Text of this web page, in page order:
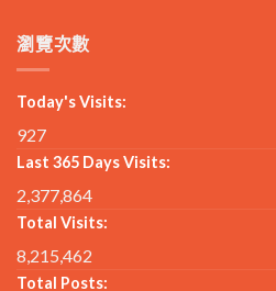
瀏覽次數
Today's Visits:
927
Last 365 Days Visits:
2,377,864
Total Visits:
8,215,462
Total Posts: